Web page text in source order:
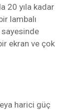
20 yıla kadar
lambalı
ekran ve çok
harici güç